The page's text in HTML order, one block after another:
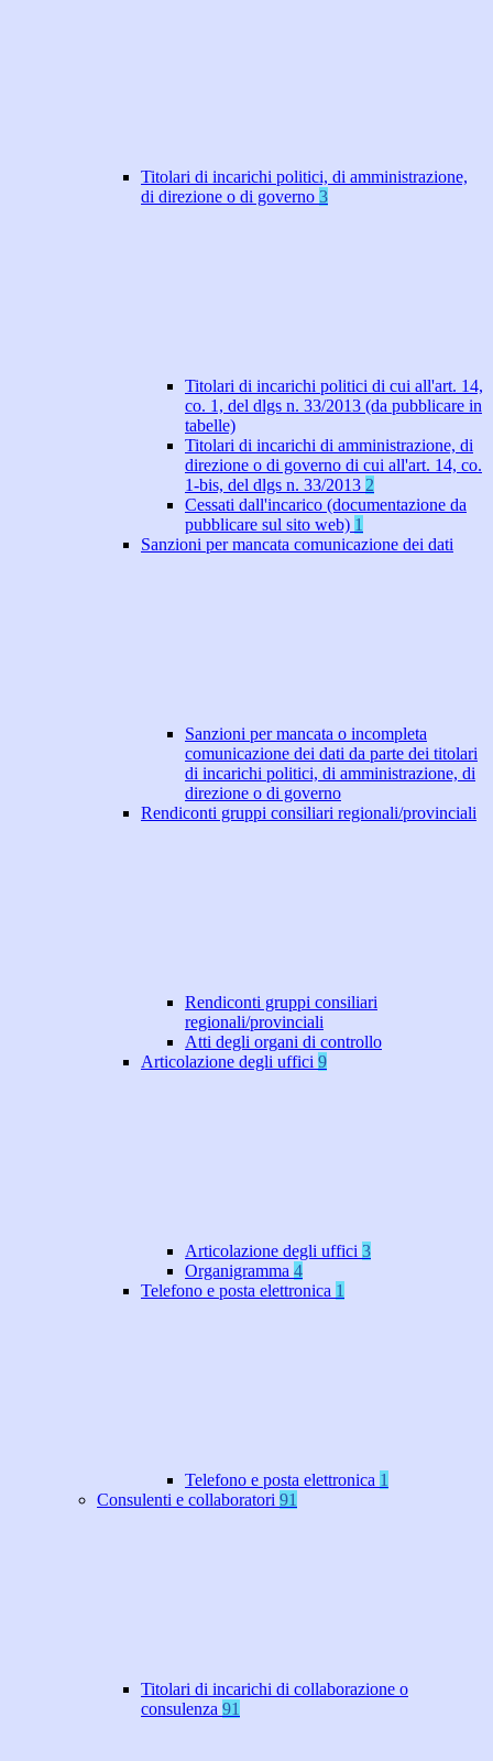
Titolari di incarichi politici, di amministrazione,
di direzione o di governo 3
Titolari di incarichi politici di cui all'art. 14,
co. 1, del dlgs n. 33/2013 (da pubblicare in
tabelle)
Titolari di incarichi di amministrazione, di
direzione o di governo di cui all'art. 14, co.
1-bis, del dlgs n. 33/2013 2
Cessati dall'incarico (documentazione da
pubblicare sul sito web) 1
Sanzioni per mancata comunicazione dei dati
Sanzioni per mancata o incompleta
comunicazione dei dati da parte dei titolari
di incarichi politici, di amministrazione, di
direzione o di governo
Rendiconti gruppi consiliari regionali/provinciali
Rendiconti gruppi consiliari
regionali/provinciali
Atti degli organi di controllo
Articolazione degli uffici 9
Articolazione degli uffici 3
Organigramma 4
Telefono e posta elettronica 1
Telefono e posta elettronica 1
Consulenti e collaboratori 91
Titolari di incarichi di collaborazione o
consulenza 91